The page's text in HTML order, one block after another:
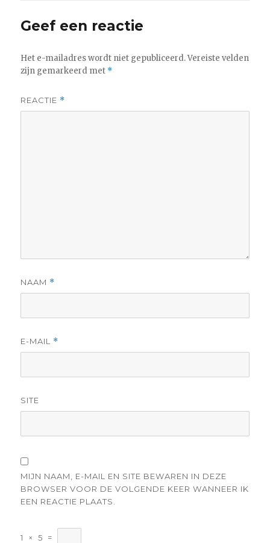
Geef een reactie
Het e-mailadres wordt niet gepubliceerd. Vereiste velden
zijn gemarkeerd met *
REACTIE *
NAAM *
E-MAIL *
SITE
MIJN NAAM, E-MAIL EN SITE BEWAREN IN DEZE
BROWSER VOOR DE VOLGENDE KEER WANNEER IK
EEN REACTIE PLAATS.
1 × 5 =